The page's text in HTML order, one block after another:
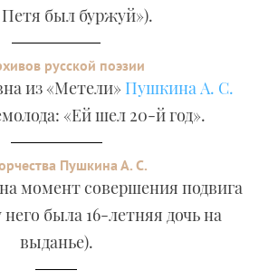
был буржуй»).
русской поэзии
из «Метели» Пушкина А. С.
«Ей шел 20-й год».
Пушкина А. С.
момент совершения подвига
него была 16-летняя дочь на
выданье).